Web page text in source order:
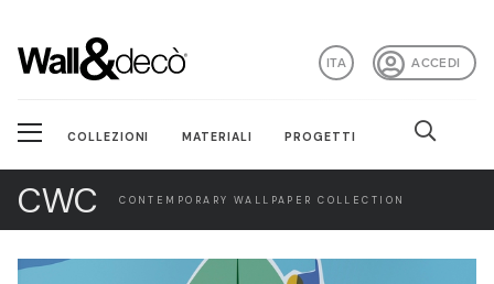
ACCEDI
ITA
COLLEZIONI MATERIALI PROGETTI
CWC CONTEMPORARY WALLPAPER COLLECTION